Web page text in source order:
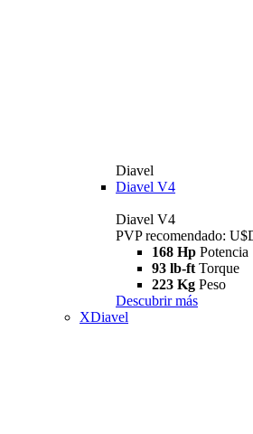
Diavel
Diavel V4
Diavel V4
PVP recomendado:
168 Hp Potencia
93 lb-ft Torque
223 Kg Peso
Descubrir más
XDiavel